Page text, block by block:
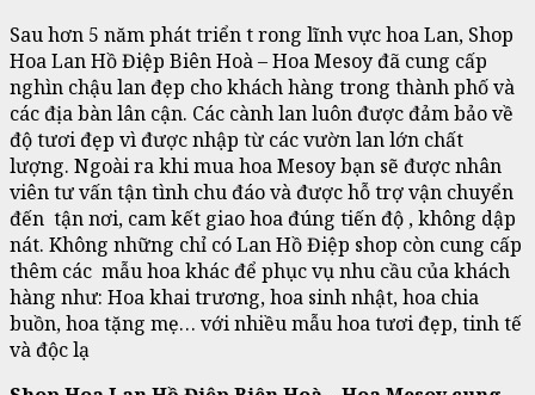
Sau hơn 5 năm phát triển t rong lĩnh vực hoa Lan, Shop
Hoa Lan Hồ Điệp Biên Hoà – Hoa Mesoy đã cung cấp
nghìn chậu lan đẹp cho khách hàng trong thành phố và
các địa bàn lân cận. Các cành lan luôn được đảm bảo về
độ tươi đẹp vì được nhập từ các vườn lan lớn chất
lượng. Ngoài ra khi mua hoa Mesoy bạn sẽ được nhân
viên tư vấn tận tình chu đáo và được hỗ trợ vận chuyển
đến tận nơi, cam kết giao hoa đúng tiến độ , không dập
nát. Không những chỉ có Lan Hồ Điệp shop còn cung cấp
thêm các mẫu hoa khác để phục vụ nhu cầu của khách
hàng như: Hoa khai trương, hoa sinh nhật, hoa chia
buồn, hoa tặng mẹ… với nhiều mẫu hoa tươi đẹp, tinh tế
và độc lạ